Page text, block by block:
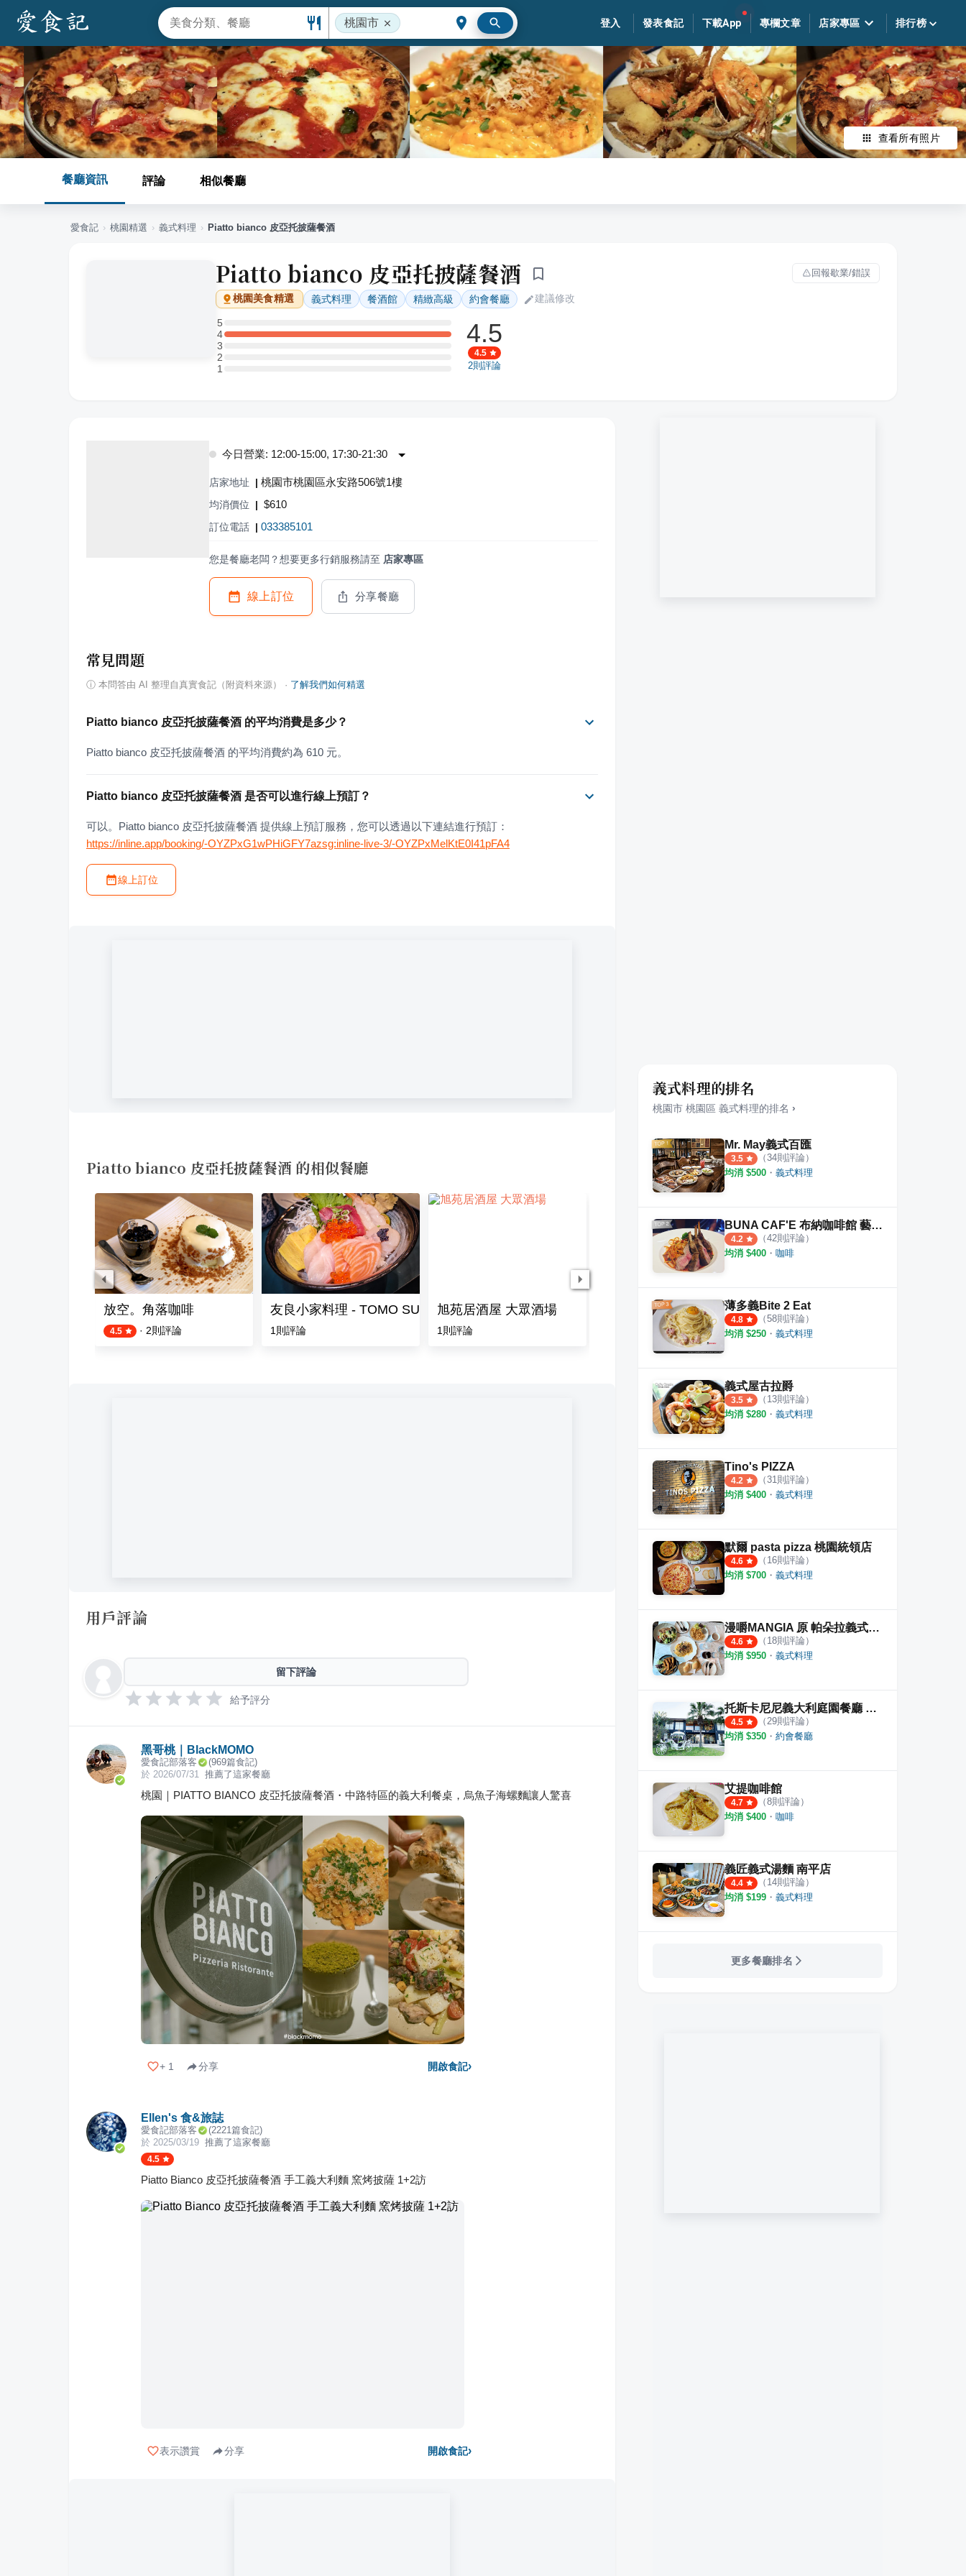
桃園市 登入 發表食記 下載App 專欄文章 店家專區 排行榜
查看所有照片
餐廳資訊 評論 相似餐廳
愛食記 › 桃園精選 › 義式料理 › Piatto bianco 皮亞托披薩餐酒
Piatto bianco 皮亞托披薩餐酒 回報歇業/錯誤
桃園美食精選 義式料理 餐酒館 精緻高級 約會餐廳 建議修改
5
5 星：0 則評論
4
4 星：1 則評論
3
3 星：0 則評論
2
2 星：0 則評論
11 星：0 則評論
4.5
4.5
2則評論
今日營業: 12:00-15:00, 17:30-21:30
店家地址 | 桃園市桃園區永安路506號1樓
均消價位 | $610
訂位電話 | 033385101
您是餐廳老闆？想要更多行銷服務請至 店家專區
線上訂位 分享餐廳
常見問題
ⓘ 本問答由 AI 整理自真實食記（附資料來源） · 了解我們如何精選
Piatto bianco 皮亞托披薩餐酒 的平均消費是多少？
Piatto bianco 皮亞托披薩餐酒 的平均消費約為 610 元。
Piatto bianco 皮亞托披薩餐酒 是否可以進行線上預訂？
可以。Piatto bianco 皮亞托披薩餐酒 提供線上預訂服務，您可以透過以下連結進行預訂：
https://inline.app/booking/-OYZPxG1wPHiGFY7azsg:inline-live-3/-OYZPxMelKtE0I41pFA4
線上訂位
Piatto bianco 皮亞托披薩餐酒 的相似餐廳
放空。角落咖啡
4.5 · 2則評論
友良小家料理 - TOMO SUSHI 附有免費停車場
1 則評論
旭苑居酒屋 大眾酒場
1 則評論
金木犀KinMokusei
則評論
大方蘭州拉麵館
4.2 ·
用戶評論
留下評論
給予評分
黑哥桃｜BlackMOMO
愛食記部落客 (969篇食記)
於 2026/07/31 推薦了這家餐廳
桃園｜PIATTO BIANCO 皮亞托披薩餐酒・中路特區的義大利餐桌，烏魚子海螺麵讓人驚喜
+ 1 分享 開啟食記›
Ellen's 食&旅誌
愛食記部落客 (2221 篇食記)
於 2025/03/19 推薦了這家餐廳
4.5
Piatto Bianco 皮亞托披薩餐酒 手工義大利麵 窯烤披薩 1+2訪
表示讚賞 分享 開啟食記›
義式料理的排名
桃園市 桃園區 義式料理的排名 ›
Mr. May義式百匯
3.5 （34則評論）
均消 $500 ・ 義式料理
BUNA CAF'E 布納咖啡館 藝文店
4.2 （42則評論）
均消 $400 ・ 咖啡
薄多義Bite 2 Eat
4.8 （58則評論）
均消 $250 ・ 義式料理
義式屋古拉爵
3.5 （ 13則評論）
均消 $280 ・ 義式料理
Tino's PIZZA
4.2 （31則評論）
均消 $400 ・ 義式料理
默爾 pasta pizza 桃園統領店
4.6 （ 16則評論）
均消 $700 ・ 義式料理
漫嚼MANGIA 原 帕朵拉義式餐廳
4.6 （ 18則評論）
均消 $950 ・ 義式料理
托斯卡尼尼義大利庭園餐廳 桃園店
4.5 （29則評論）
均消 $350 ・ 約會餐廳
艾提咖啡館
4.7 （8則評論）
均消 $400 ・ 咖啡
義匠義式湯麵 南平店
4.4 （ 14則評論）
均消 $199 ・ 義式料理
更多餐廳排名